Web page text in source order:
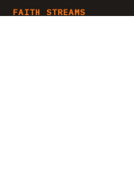
FAITH STREAMS